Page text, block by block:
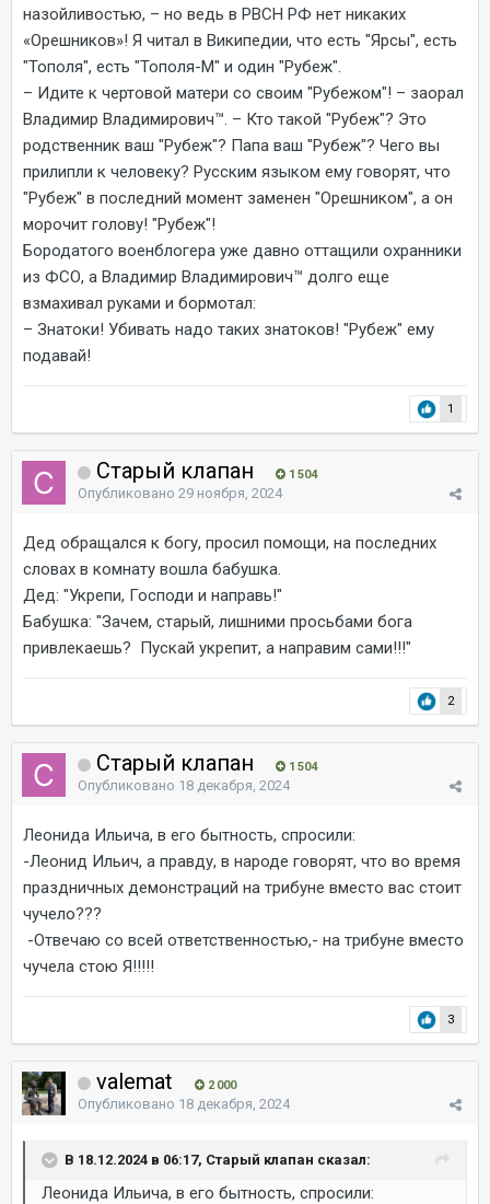
назойливостью, – но ведь в РВСН РФ нет никаких
«Орешников»! Я читал в Википедии, что есть "Ярсы", есть
"Тополя", есть "Тополя-М" и один "Рубеж".
– Идите к чертовой матери со своим "Рубежом"! – заорал
Владимир Владимирович™. – Кто такой "Рубеж"? Это
родственник ваш "Рубеж"? Папа ваш "Рубеж"? Чего вы
прилипли к человеку? Русским языком ему говорят, что
"Рубеж" в последний момент заменен "Орешником", а он
морочит голову! "Рубеж"!
Бородатого военблогера уже давно оттащили охранники
из ФСО, а Владимир Владимирович™ долго еще
взмахивал руками и бормотал:
– Знатоки! Убивать надо таких знатоков! "Рубеж" ему
подавай!
1
Старый клапан 1 504
Опубликовано 29 ноября, 2024
Дед обращался к богу, просил помощи, на последних
словах в комнату вошла бабушка.
Дед: "Укрепи, Господи и направь!"
Бабушка: "Зачем, старый, лишними просьбами бога
привлекаешь? Пускай укрепит, а направим сами!!!"
2
Старый клапан 1 504
Опубликовано 18 декабря, 2024
Леонида Ильича, в его бытность, спросили:
-Леонид Ильич, а правду, в народе говорят, что во время
праздничных демонстраций на трибуне вместо вас стоит
чучело???
-Отвечаю со всей ответственностью,- на трибуне вместо
чучела стою Я!!!!!
3
valemat 2 000
Опубликовано 18 декабря, 2024
В 18.12.2024 в 06:17, Старый клапан сказал:
Леонида Ильича, в его бытность, спросили: